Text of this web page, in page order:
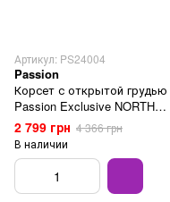
Артикул: PS24004
Passion
Корсет с открытой грудью
Passion Exclusive NORTH
CORSET L/XL, black, пажи,
трусики, шнуровка
2 799 грн 4 366 грн
В наличии